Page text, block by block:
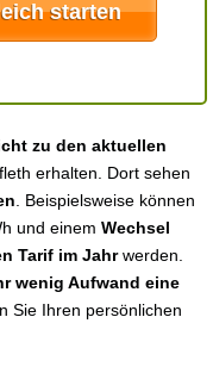
zu den aktuellen
erhalten. Dort sehen
. Beispielsweise können
und einem Wechsel
Tarif im Jahrwerden.
wenig Aufwand eine
Sie Ihren persönlichen